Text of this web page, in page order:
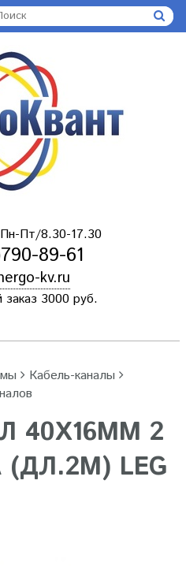
Пт/8.30-17.30
89-61
kv.ru
3000 руб.
Кабель-каналы
40Х16ММ 2
(ДЛ.2М) LEG